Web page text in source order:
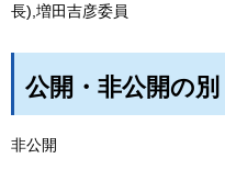
長),増田吉彦委員
公開・非公開の別
非公開